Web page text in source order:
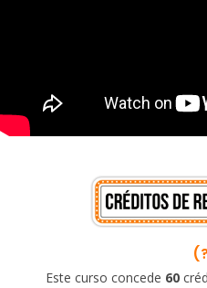
Este curso concede 60